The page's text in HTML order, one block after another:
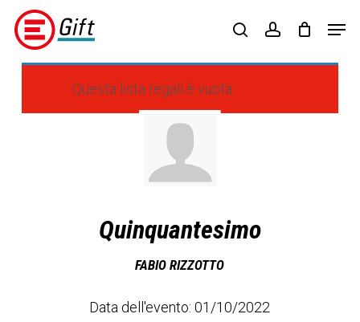
Skip
main
content
searchaccount
Questa lista regali è vuota.
Quinquantesimo
FABIO RIZZOTTO
Data dell'evento: 01/10/2022